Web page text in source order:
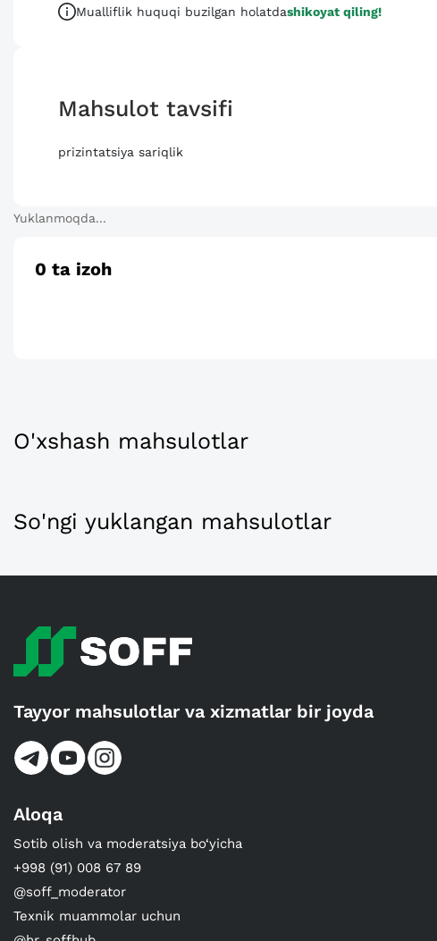
Mualliflik huquqi buzilgan holatdashikoyat qiling!
Mahsulot tavsifi
prizintatsiya sariqlik
Yuklanmoqda...
0 ta izoh
O'xshash mahsulotlar
So'ngi yuklangan mahsulotlar
Tayyor mahsulotlar va xizmatlar bir joyda
Aloqa
Sotib olish va moderatsiya bo‘yicha
+998 (91) 008 67 89
@soff_moderator
Texnik muammolar uchun